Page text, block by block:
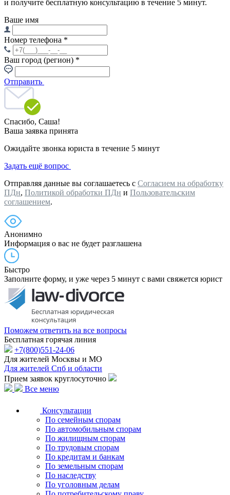
и получите бесплатную консультацию в течение 5 минут.
Ваше имя
Номер телефона *
Ваш город (регион) *
Отправить
Спасибо, Саша!
Ваша заявка принята
Ожидайте звонка юриста в течение 5 минут
Задать ещё вопрос
Отправляя данные вы соглашаетесь с Согласием на обработку
ПДн, Политикой обработки ПДн и Пользовательским
соглашением.
Анонимно
Информация о вас не будет разглашена
Быстро
Заполните форму, и уже через 5 минут с вами свяжется юрист
Поможем ответить на все вопросы
Бесплатная горячая линия
+7(800)551-24-06
Для жителей Москвы и МО
Для жителей Спб и области
Прием заявок круглосуточно
Все меню
Консультации
По семейным спорам
По автомобильным спорам
По жилищным спорам
По трудовым спорам
По кредитам и банкам
По земельным спорам
По наследству
По уголовным делам